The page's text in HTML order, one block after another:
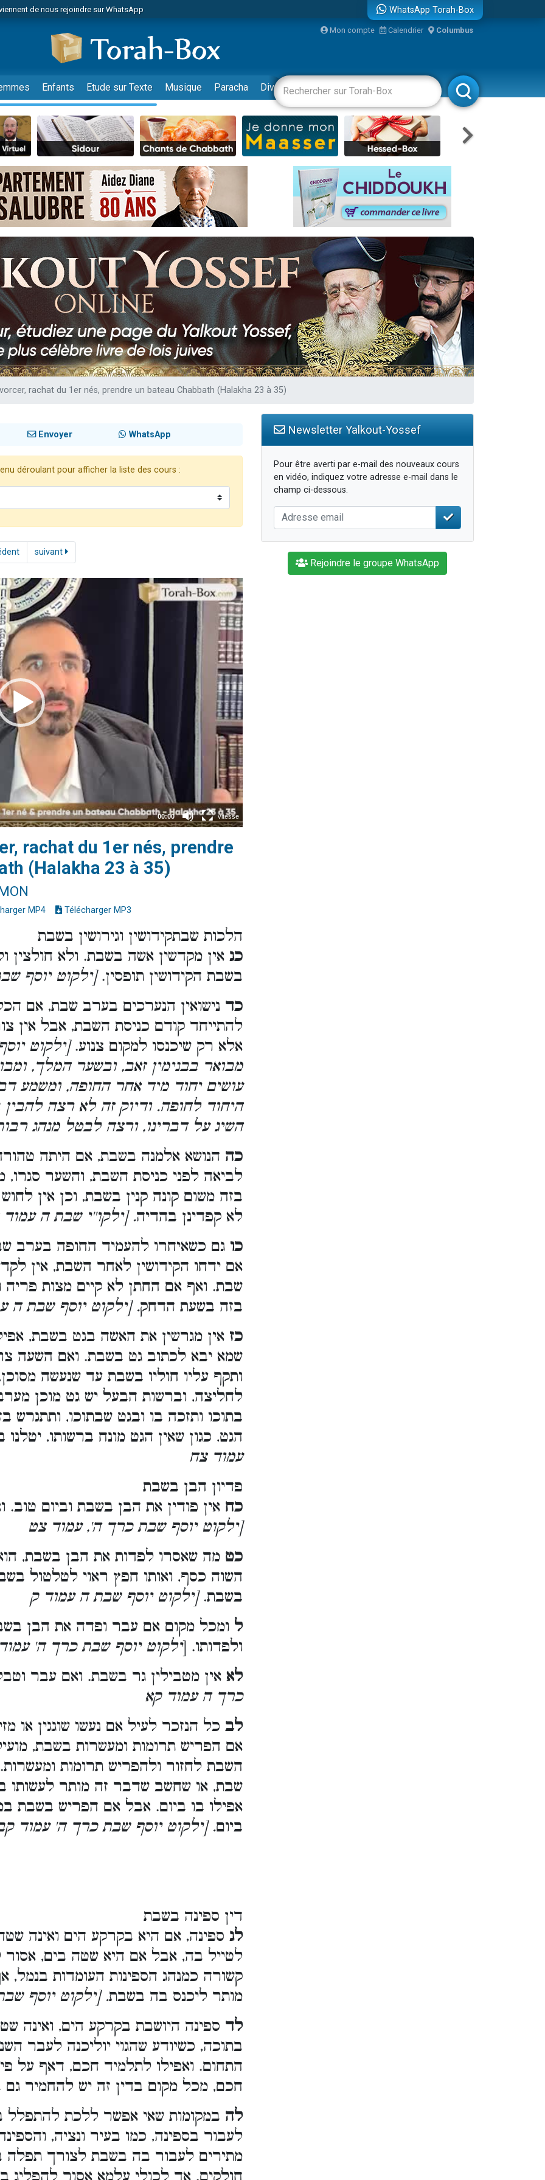
de nous rejoindre sur WhatsApp
viennent de faire un don pour 1 Journée de Vacances Pour les Enfants
de demander une bénédiction
de nous rejoindre sur WhatsApp
places pour étudier en groupe sur Zoom
viennent de faire un don pour Diane, 80 ans, dans un appartement insalubre
son Maasser
de nous rejoindre sur WhatsApp
de nous rejoindre sur WhatsApp
viennent de faire un don pour 5 jours de vacances aux Orphelins
donner son Maasser
viennent de demander une bénédiction
de nous rejoindre sur WhatsApp
viennent de faire un don pour Sauvez la jambe de Yohan
places pour étudier en groupe sur Zoom
musiques dans Torah-Box Music
de nous rejoindre sur WhatsApp
de nous rejoindre sur WhatsApp
de nous rejoindre sur WhatsApp
WhatsApp Torah-Box
Mon compte Calendrier Columbus
Enfants Etude sur Texte Musique Paracha Divertissements Livres Rabbanim
rachat du 1er nés, prendre un bateau Chabbath (Halakha 23 à 35)
Envoyer WhatsApp
déroulant pour afficher la liste des cours :
suivant
rachat du 1er nés, prendre
(Halakha 23 à 35)
MP4 Télécharger MP3
הלכות שבתקידושין וגירושין בשבת
כג אין מקדשין אשה בשבת. ולא חולצין
בשבת הקידושין תופסין.[ילקוט יוסף
כד נישואין הנערכים בערב שבת, אם
להתייחד קודם כניסת השבת, אבל אין
אלא רק שיכנסו למקום צנוע.[ילקוט
מבואר בבנימין זאב, ובשער המלך,
עושים יחוד מיד אחר החופה, ומשמע
היחוד לחופה. ודיוק זה לא רצה
השיג על דברינו, ורצה לבטל מנהג
כה הנושא אלמנה בשבת, אם היתה
לביאה לפני כניסת השבת, והשער סגרו,
בזה משום קונה קנין בשבת, וכן אין
לא קפדינן בהדיה. [ילקו''י שבת ה עמוד
כו גם כשאיחרו להעמיד החופה בערב
אם ידחו הקידושין לאחר השבת, אין
שבת. ואף אם החתן לא קיים מצות
בזה בשעת הדחק. [ילקוט יוסף שבת ה
כז אין מגרשין את האשה בגט בשבת,
שמא יבא לכתוב גט בשבת. ואם השעה
ותקף עליו חוליו בשבת עד שנעשה
לחליצה, וברשות הבעל יש גט מוכן
בתוכו ותזכה בו ובגט שבתוכו,
הגט, כגון שאין הגט מונח ברשותו, יטלנו
עמוד צח
פדיון הבן בשבת
כח אין פודין את הבן בשבת וביום טוב.
[ילקוט יוסף שבת כרך ה', עמוד צט
כט מה שאסרו לפדות את הבן בשבת,
השוה כסף, ואותו חפץ ראוי לטלטול
בשבת.[ילקוט יוסף שבת ה עמוד ק
ל ומכל מקום אם עבר ופדה את הבן
ולפדותו. [ילקוט יוסף שבת כרך ה'
לא אין מטבילין גר בשבת. ואם עבר
כרך ה עמוד קא
לב כל הנזכר לעיל אם נעשו שוגגין או
אם הפריש תרומות ומעשרות בשבת,
השבת לחזור ולהפריש תרומות
שבת, או שחשב שדבר זה מותר לעשותו
אפילו בו ביום. אבל אם הפריש בשבת
ביום. [ילקוט יוסף שבת כרך ה' עמוד
דין ספינה בשבת
לג ספינה, אם היא בקרקע הים ואינה
לטייל בה, אבל אם היא שטה בים, אסור
קשורה כמנהג הספינות העומדות
מותר ליכנס בה בשבת. [ילקוט יוסף
לד ספינה היושבת בקרקע הים, ואינה
בתוכה, כשיודע שהגוי יוליכנה לעבר
התחום. ואפילו לתלמיד חכם, דאף על
חכם, מכל מקום בדין זה יש להחמיר
לה במקומות שאי אפשר ללכת להתפלל
לעבור בספינה, כמו בעיר ונציה,
מתירים לעבור בה בשבת לצורך תפלה
Newsletter Yalkout-Yossef
Pour être averti par e-mail des nouveaux cours
en vidéo, indiquez votre adresse e-mail dans le
champ ci-dessous.
Rejoindre le groupe WhatsApp